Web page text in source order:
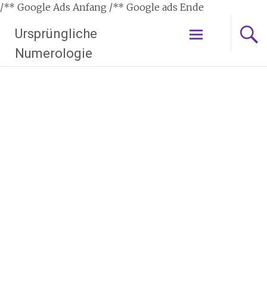
/** Google Ads Anfang /** Google ads Ende
Inhalt
springen
Ursprüngliche
Numerologie